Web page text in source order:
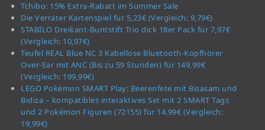
Tchibo: 15% Extra-Rabatt im Summer Sale
Die Verräter Kartenspiel für 5,23€ (Vergleich: 9,79€)
STABILO Dreikant-Buntstift Trio dick 18er Pack für 7,97€
(Vergleich: 10,97€)
Teufel REAL Blue NC 3 Kabellose Bluetooth-Kopfhörer
Over-Ear mit ANC (Bis zu 59 Stunden) für 149,99€
(Vergleich: 199,99€)
LEGO Pokémon SMART Play: Beerenfete mit Bisasam und
Bidiza – kompatibles interaktives Set mit 2 SMART Tags
und 2 Pokémon Figuren (72155) für 14,99€ (Vergleich:
19,99€)